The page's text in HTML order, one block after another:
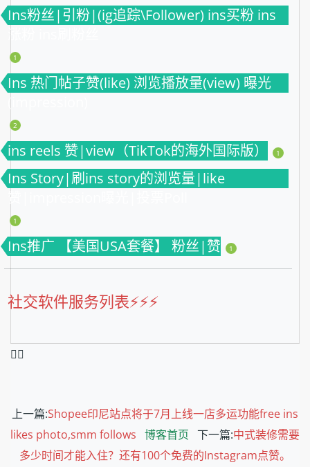
Ins粉丝|引粉|(ig追踪\Follower) ins买粉 ins
涨粉 ins刷粉丝
1
Ins 热门帖子赞(like) 浏览播放量(view) 曝光
(impression)
2
ins reels 赞|view（TikTok的海外国际版） 1
Ins Story|刷ins story的浏览量|like
赞|impression曝光|投票Poll
1
Ins推广 【美国USA套餐】 粉丝|赞 1
社交软件服务列表⚡️⚡️⚡️
❤️‍🔥
上一篇:Shopee印尼站点将于7月上线一店多运功能free ins
likes photo,smm follows 博客首页 下一篇:中式装修需要
多少时间才能入住？还有100个免费的Instagram点赞。